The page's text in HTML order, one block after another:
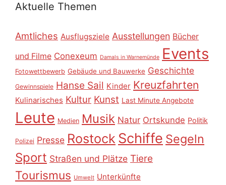
Aktuelle Themen
Amtliches Ausflugsziele Ausstellungen Bücher
und Filme Conexeum Damals in Warnemünde Events
Fotowettbewerb Gebäude und Bauwerke Geschichte
Gewinnspiele Hanse Sail Kinder Kreuzfahrten
Kulinarisches Kultur Kunst Last Minute Angebote
Leute Medien Musik Natur Ortskunde Politik
Polizei Presse Rostock Schiffe Segeln
Sport Straßen und Plätze Tiere
Tourismus Umwelt Unterkünfte